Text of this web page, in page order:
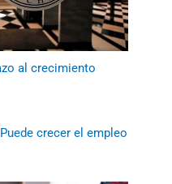
al crecimiento
crecer el empleo